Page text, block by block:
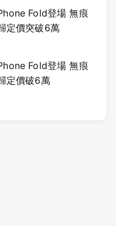
Fold登場 無痕
定價突破6萬
Fold登場 無痕
定價破6萬